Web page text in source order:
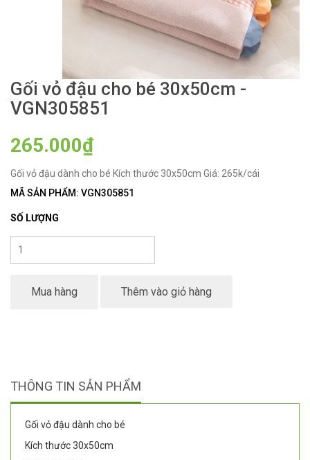
Gối vỏ đậu cho bé 30x50cm -
VGN305851
265.000₫
Gối vỏ đậu dành cho bé Kích thước 30x50cm Giá: 265k/cái
MÃ SẢN PHẨM: VGN305851
SỐ LƯỢNG
Mua hàng Thêm vào giỏ hàng
THÔNG TIN SẢN PHẨM
Gối vỏ đậu dành cho bé
Kích thước 30x50cm